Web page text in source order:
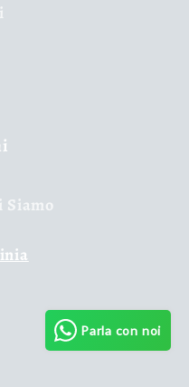
Siamo
Parla con noi